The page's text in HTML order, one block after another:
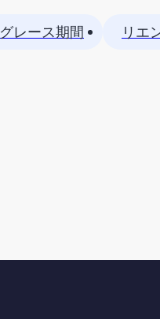
グレース期間 リエ